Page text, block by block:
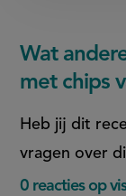
Wat
met chips
Heb jij dit
vragen over
0 reacties op